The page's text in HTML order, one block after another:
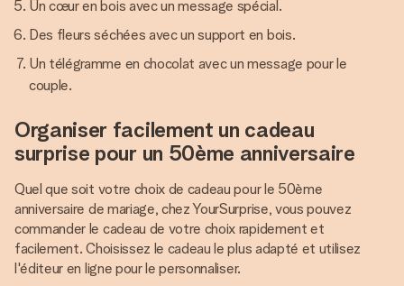
Un cœur en bois avec un message spécial.
Des fleurs séchées avec un support en bois.
Un télégramme en chocolat avec un message pour le
couple.
Organiser facilement un cadeau
surprise pour un 50ème anniversaire
Quel que soit votre choix de cadeau pour le 50ème
anniversaire de mariage, chez YourSurprise, vous pouvez
commander le cadeau de votre choix rapidement et
facilement. Choisissez le cadeau le plus adapté et utilisez
l'éditeur en ligne pour le personnaliser.